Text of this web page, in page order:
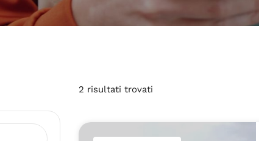
2 risultati trovati